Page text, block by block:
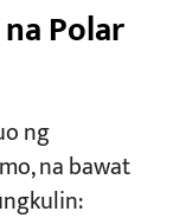
Polar
ng
na bawat